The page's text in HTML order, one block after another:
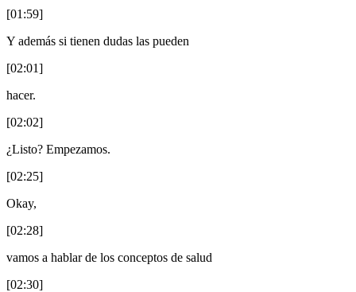
[01:59]
Y además si tienen dudas las pueden
[02:01]
hacer.
[02:02]
¿Listo? Empezamos.
[02:25]
Okay,
[02:28]
vamos a hablar de los conceptos de salud
[02:30]